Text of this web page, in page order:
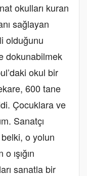
okulları kuran
sağlayan
olduğunu
dokunabilmek
okul bir
600 tane
Çocuklara ve
Sanatçı
o yolun
ışığın
sanatla bir